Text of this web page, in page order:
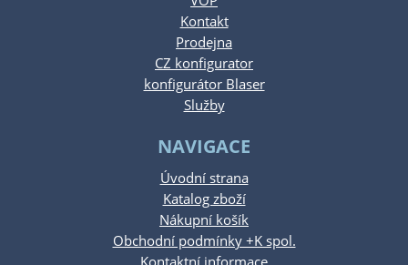
Kontakt
Prodejna
CZ konfigurator
konfigurátor Blaser
Služby
NAVIGACE
Úvodní strana
Katalog zboží
Nákupní košík
Obchodní podmínky +K spol.